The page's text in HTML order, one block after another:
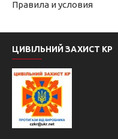
Правила и условия
ЦИВІЛЬНИЙ ЗАХИСТ КР